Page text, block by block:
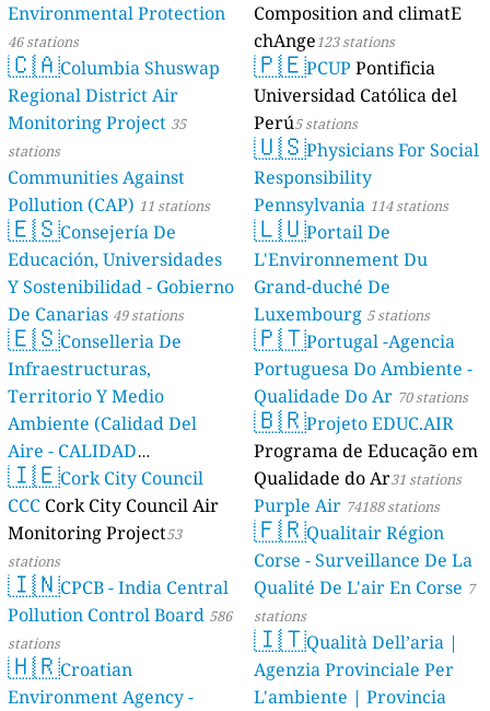
Environmental Protection
46 stations
🇨🇦Columbia Shuswap
Regional District Air
Monitoring Project 35
stations
Communities Against
Pollution (CAP) 11 stations
🇪🇸Consejería De
Educación, Universidades
Y Sostenibilidad - Gobierno
De Canarias 49 stations
🇪🇸Conselleria De
Infraestructuras,
Territorio Y Medio
Ambiente (Calidad Del
Aire - CALIDAD
AMBIENTAL) 23 stations
🇮🇪Cork City Council
CCC Cork City Council Air
Monitoring Project53
stations
🇮🇳CPCB - India Central
Pollution Control Board 586
stations
🇭🇷Croatian
Environment Agency -
Composition and climatE
chAnge123 stations
🇵🇪PCUP Pontificia
Universidad Católica del
Perú5 stations
🇺🇸Physicians For Social
Responsibility
Pennsylvania 114 stations
🇱🇺Portail De
L'Environnement Du
Grand-duché De
Luxembourg 5 stations
🇵🇹Portugal -Agencia
Portuguesa Do Ambiente -
Qualidade Do Ar 70 stations
🇧🇷Projeto EDUC.AIR
Programa de Educação em
Qualidade do Ar31 stations
Purple Air 74188 stations
🇫🇷Qualitair Région
Corse - Surveillance De La
Qualité De L'air En Corse 7
stations
🇮🇹Qualità Dell’aria |
Agenzia Provinciale Per
L'ambiente | Provincia